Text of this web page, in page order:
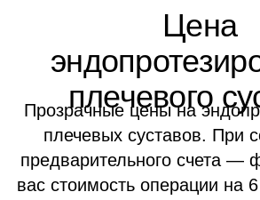
за сутки
Одноместная палата повышенной
комфортного восстановления.
День госпитализации - бесплатно, не
оплачивается палата и пребывание.
Что входит:
санузел
✓ душевая кабина с гидромассажным